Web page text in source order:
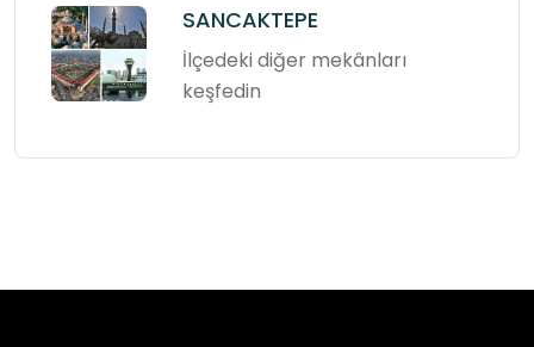
SANCAKTEPE
İlçedeki diğer mekânları
keşfedin